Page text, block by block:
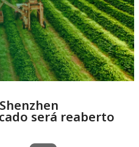
será reaberto